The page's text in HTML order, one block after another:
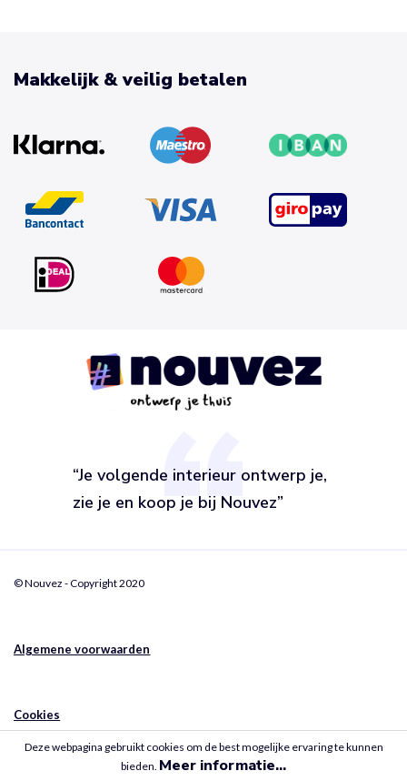
“Je volgende interieur ontwerp je,
zie je en koop je bij Nouvez”
Makkelijk & veilig betalen
© Nouvez - Copyright 2020
Algemene voorwaarden
Cookies
Deze webpagina gebruikt cookies om de best mogelijke ervaring te kunnen
bieden. Meer informatie...